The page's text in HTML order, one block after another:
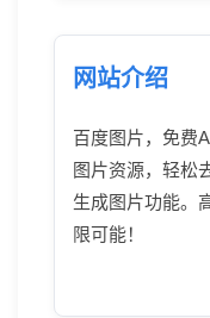
网站介绍
百度图片，免费
图片资源，轻松
生成图片功能。
限可能！